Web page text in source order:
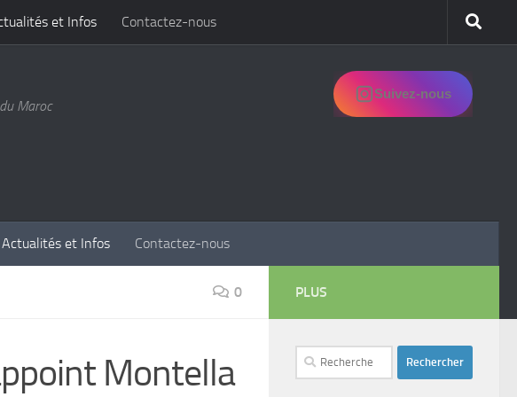
et Infos Contactez-nous
Maroc
Suivez-nous
Actualités et Infos Contactez-nous
0
Montella
PLUS
Rechercher :